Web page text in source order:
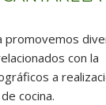
promovemos
con la
a
cocina.